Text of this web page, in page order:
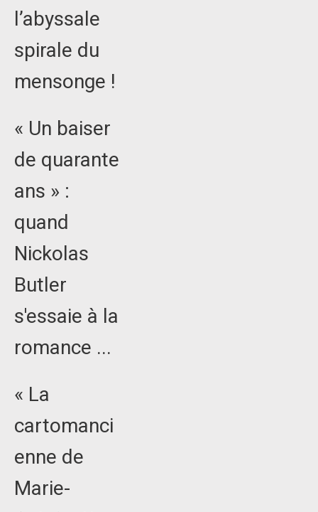
l’abyssale
spirale du
mensonge !
« Un baiser
de quarante
ans » :
quand
Nickolas
Butler
s'essaie à la
romance ...
« La
cartomanci
enne de
Marie-